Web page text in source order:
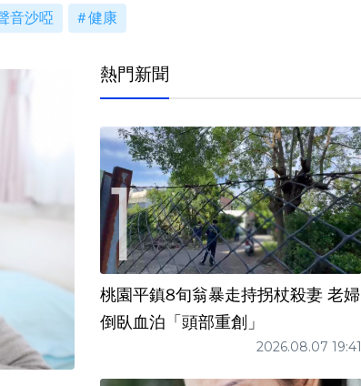
音沙啞 健康
熱門新聞
桃園平鎮8旬翁暴走持拐杖殺妻 老婦
倒臥血泊「頭部重創」
2026.08.07 19:41